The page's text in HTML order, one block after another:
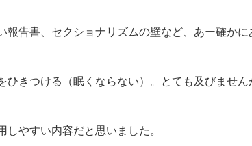
報告書、セクショナリズムの壁など、あー確かに
ひきつける（眠くならない）。とても及びませ
やすい内容だと思いました。